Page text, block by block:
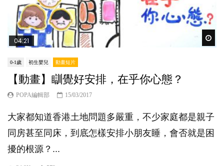
04:21
0-1歲 初生嬰兒 動畫短片
【動畫】瞓覺好安排，在乎你心態？
POPA編輯部 15/03/2017
大家都知道香港土地問題多嚴重，不少家庭都是親子
同房甚至同床，到底怎樣安排小朋友睡，會否就是困
擾的根源？...